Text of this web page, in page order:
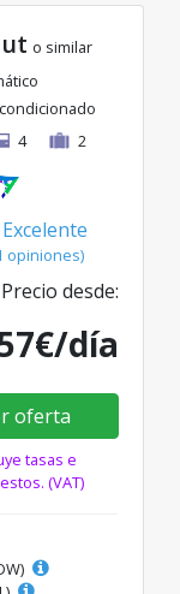
o similar
4 2
Excelente
opiniones)
Precio desde:
día
oferta
tasas e
(VAT)